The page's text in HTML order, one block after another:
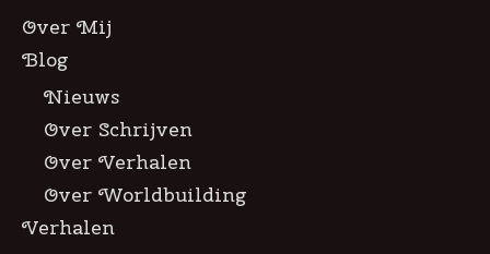
Over Mij
Blog
Nieuws
Over Schrijven
Over Verhalen
Over Worldbuilding
Verhalen